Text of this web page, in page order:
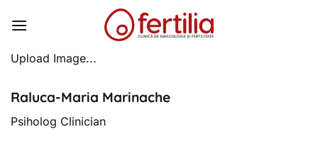
Upload Image...
Raluca-Maria Marinache
Psiholog Clinician